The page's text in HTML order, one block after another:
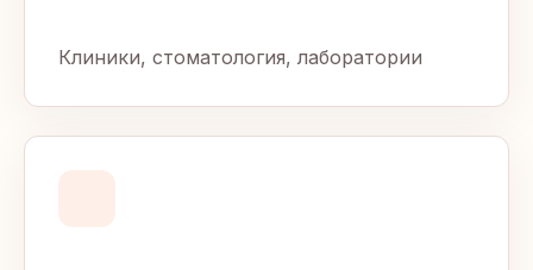
Клиники, стоматология, лаборатории